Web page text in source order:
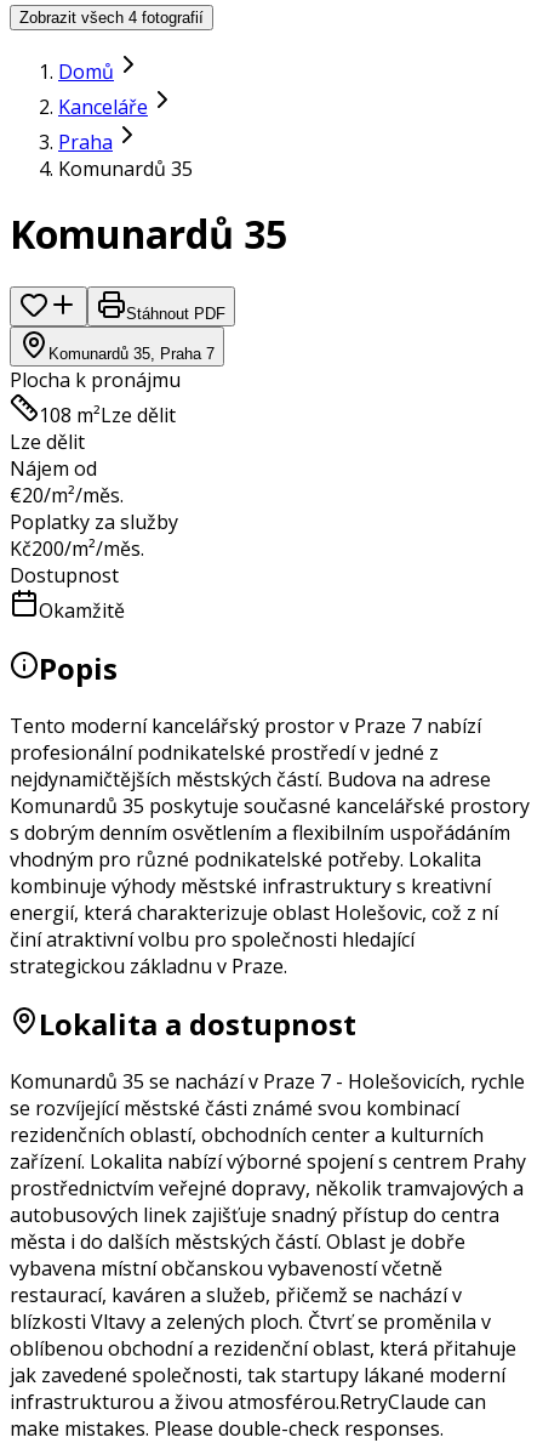
Zobrazit všech 4 fotografií
Domů
Kanceláře
Praha
Komunardů 35
Komunardů 35
Stáhnout PDF
Komunardů 35, Praha 7
Plocha k pronájmu
108 m²Lze dělit
Lze dělit
Nájem od
€20/m²/měs.
Poplatky za služby
Kč200/m²/měs.
Dostupnost
Okamžitě
Popis
Tento moderní kancelářský prostor v Praze 7 nabízí
profesionální podnikatelské prostředí v jedné z
nejdynamičtějších městských částí. Budova na adrese
Komunardů 35 poskytuje současné kancelářské prostory
s dobrým denním osvětlením a flexibilním uspořádáním
vhodným pro různé podnikatelské potřeby. Lokalita
kombinuje výhody městské infrastruktury s kreativní
energií, která charakterizuje oblast Holešovic, což z ní
činí atraktivní volbu pro společnosti hledající
strategickou základnu v Praze.
Lokalita a dostupnost
Komunardů 35 se nachází v Praze 7 - Holešovicích, rychle
se rozvíjející městské části známé svou kombinací
rezidenčních oblastí, obchodních center a kulturních
zařízení. Lokalita nabízí výborné spojení s centrem Prahy
prostřednictvím veřejné dopravy, několik tramvajových a
autobusových linek zajišťuje snadný přístup do centra
města i do dalších městských částí. Oblast je dobře
vybavena místní občanskou vybaveností včetně
restaurací, kaváren a služeb, přičemž se nachází v
blízkosti Vltavy a zelených ploch. Čtvrť se proměnila v
oblíbenou obchodní a rezidenční oblast, která přitahuje
jak zavedené společnosti, tak startupy lákané moderní
infrastrukturou a živou atmosférou.RetryClaude can
make mistakes. Please double-check responses.